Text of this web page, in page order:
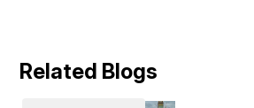
ଇଂରାଜୀ  ସାହିତ୍ୟରେ ମାଷ୍ଟର ହାସଲ
ମସିହାରେ ସିଭିଲ ସର୍ଭିସରେ ପରୀକ୍ଷା
Related Blogs